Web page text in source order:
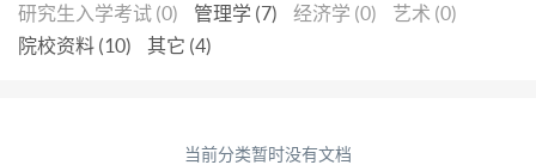
研究生入学考试 (0)
管理学 (7) 经济学 (0)
艺术 (0)
院校资料 (10)
其它 (4)
当前分类暂时没有文档